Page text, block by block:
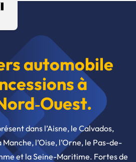
automobile
à
dans l’Aisne, le Calvados,
Manche, l’Oise, l’Orne, le Pas-de-
et la Seine-Maritime. Fortes de